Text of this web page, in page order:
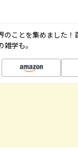
のことを集めました
学も。